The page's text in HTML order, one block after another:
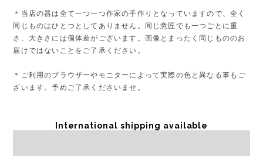
＊当店の器は全て一つ一つ作家の手作りとなっていますので、全く
同じものはひとつとしてありません。同じ意匠でも一つごとに重
さ、大きさには個体差がございます。画像とまったく同じもののお
届けではないことをご了承ください。
＊ご利用のブラウザーやモニターによって実際の色と異なる事もご
ざいます。予めご了承くださいませ。
International shipping available